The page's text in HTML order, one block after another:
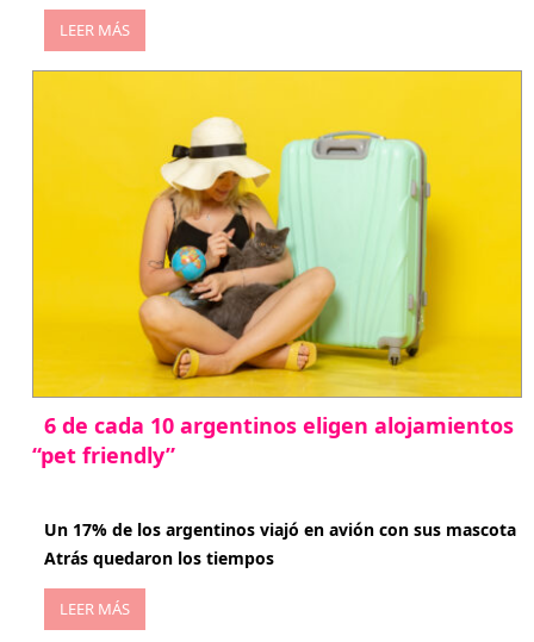
LEER MÁS
6 de cada 10 argentinos eligen alojamientos
“pet friendly”
Un 17% de los argentinos viajó en avión con sus mascota
Atrás quedaron los tiempos
LEER MÁS